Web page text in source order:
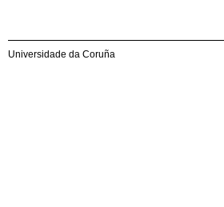
Universidade da Coruña